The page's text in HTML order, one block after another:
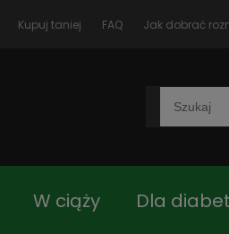
Kupuj taniej FAQ Jak dobrać
W ciąży Dla